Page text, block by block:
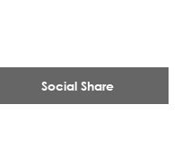
Social Share